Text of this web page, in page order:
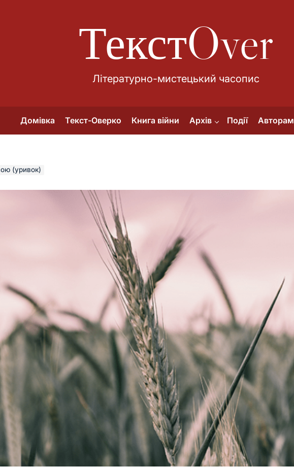
ТекстOver
Літературно-мистецький часопис
Домівка Текст-Оверко Книга війни Архів Події Авторам
(уривок)